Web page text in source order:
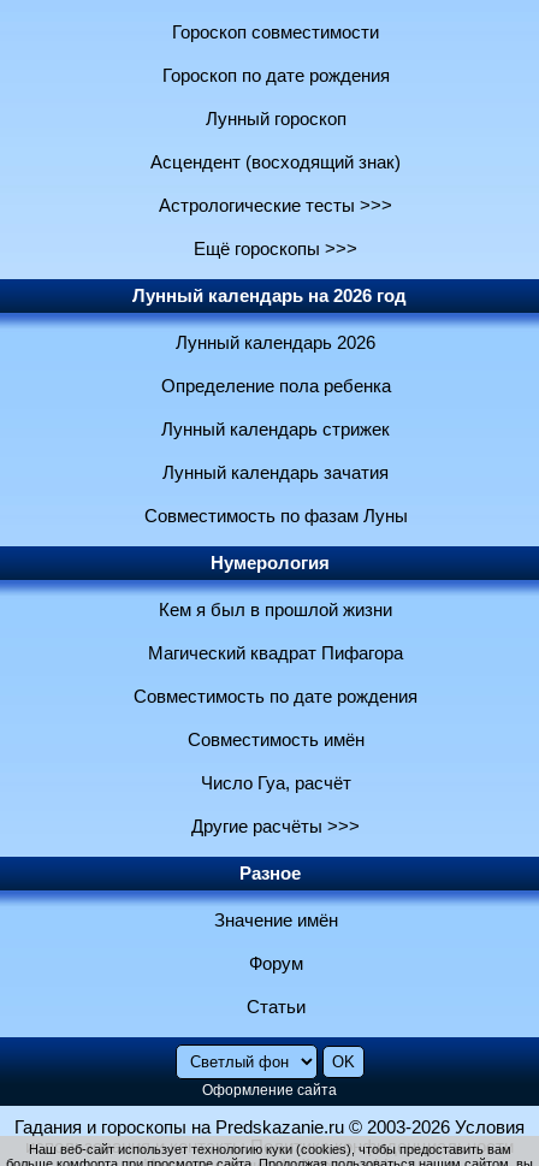
Гороскоп совместимости
Гороскоп по дате рождения
Лунный гороскоп
Асцендент (восходящий знак)
Астрологические тесты >>>
Ещё гороскопы >>>
Лунный календарь на 2026 год
Лунный календарь 2026
Определение пола ребенка
Лунный календарь стрижек
Лунный календарь зачатия
Совместимость по фазам Луны
Нумерология
Кем я был в прошлой жизни
Магический квадрат Пифагора
Совместимость по дате рождения
Совместимость имён
Число Гуа, расчёт
Другие расчёты >>>
Разное
Значение имён
Форум
Статьи
Оформление сайта
Гадания и гороскопы на Predskazanie.ru © 2003-2026 Условия
использования и контакты Политика конфиденциальности
Наш веб-сайт использует технологию куки (cookies), чтобы предоставить вам